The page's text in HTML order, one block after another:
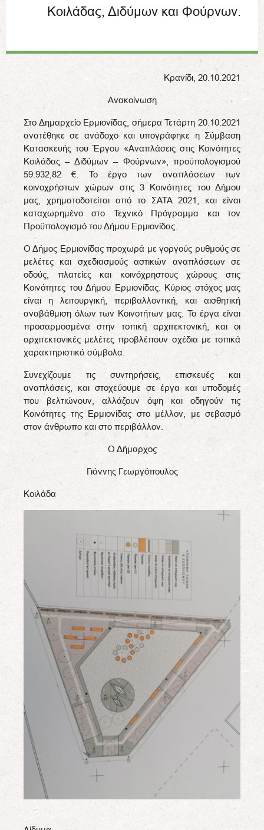
Κοιλάδας, Διδύμων και Φούρνων.
Κρανίδι, 20.10.2021
Ανακοίνωση
Στο Δημαρχείο Ερμιονίδας, σήμερα Τετάρτη 20.10.2021
ανατέθηκε σε ανάδοχο και υπογράφηκε η Σύμβαση
Κατασκευής του Έργου «Αναπλάσεις στις Κοινότητες
Κοιλάδας – Διδύμων – Φούρνων», προϋπολογισμού
59.932,82 €. Το έργο των αναπλάσεων των
κοινοχρήστων χώρων στις 3 Κοινότητες του Δήμου
μας, χρηματοδοτείται από το ΣΑΤΑ 2021, και είναι
καταχωρημένο στο Τεχνικό Πρόγραμμα και τον
Προϋπολογισμό του Δήμου Ερμιονίδας.
Ο Δήμος Ερμιονίδας προχωρά με γοργούς ρυθμούς σε
μελέτες και σχεδιασμούς αστικών αναπλάσεων σε
οδούς, πλατείες και κοινόχρηστους χώρους στις
Κοινότητες του Δήμου Ερμιονίδας. Κύριος στόχος μας
είναι η λειτουργική, περιβαλλοντική, και αισθητική
αναβάθμιση όλων των Κοινοτήτων μας. Τα έργα είναι
προσαρμοσμένα στην τοπική αρχιτεκτονική, και οι
αρχιτεκτονικές μελέτες προβλέπουν σχέδια με τοπικά
χαρακτηριστικά σύμβολα.
Συνεχίζουμε τις συντηρήσεις, επισκευές και
αναπλάσεις, και στοχεύουμε σε έργα και υποδομές
που βελτιώνουν, αλλάζουν όψη και οδηγούν τις
Κοινότητες της Ερμιονίδας στο μέλλον, με σεβασμό
στον άνθρωπο και στο περιβάλλον.
Ο Δήμαρχος
Γιάννης Γεωργόπουλος
Κοιλάδα